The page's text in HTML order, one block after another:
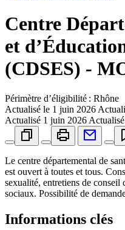
Centre
et
(CDSES) -
Périmètre d’éligibilité : Rhône
Actualisé le 1 juin 2026
Actualisé 1 juin 2026
Le centre départemental de
est ouvert à toutes et tous.
sexualité, entretiens de
sociaux. Possibilité de
Informations clés